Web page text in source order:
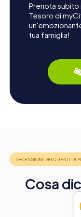
Prenota subito
Tesoro di
tua famiglia!
Cosa